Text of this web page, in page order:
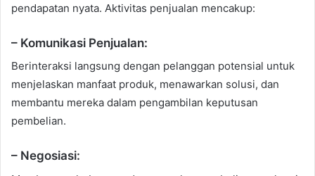
pendapatan nyata. Aktivitas penjualan mencakup:
– Komunikasi Penjualan:
Berinteraksi langsung dengan pelanggan potensial untuk
menjelaskan manfaat produk, menawarkan solusi, dan
membantu mereka dalam pengambilan keputusan
pembelian.
– Negosiasi: